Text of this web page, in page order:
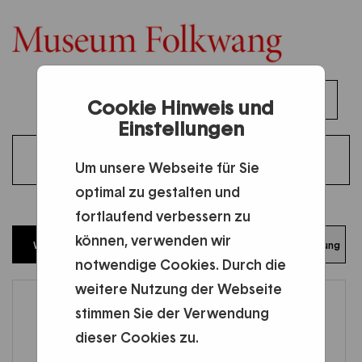
Cookie Hinweis und
Einstellungen
Um unsere Webseite für Sie
optimal zu gestalten und
fortlaufend verbessern zu
können, verwenden wir
notwendige Cookies. Durch die
weitere Nutzung der Webseite
stimmen Sie der Verwendung
dieser Cookies zu.
DE Anmelden
Weiter einkaufen
Warenkorb Login Zahlung Bestätigung
Der Warenkorb ist leer